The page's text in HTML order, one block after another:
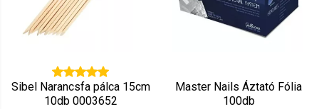
Sibel Narancsfa pálca 15cm
10db 0003652
Master Nails Áztató Fólia
100db